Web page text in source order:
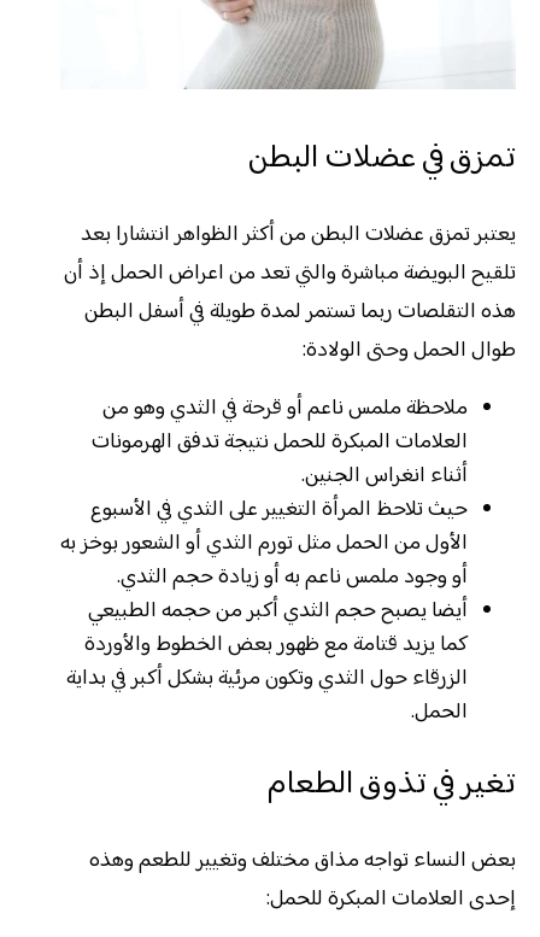
تمزق في عضلات البطن
يعتبر تمزق عضلات البطن من أكثر الظواهر انتشارا بعد
تلقيح البويضة مباشرة والتي تعد من اعراض الحمل إذ أن
هذه التقلصات ربما تستمر لمدة طويلة في أسفل البطن
طوال الحمل وحتى الولادة:
ملاحظة ملمس ناعم أو قرحة في الثدي وهو من
العلامات المبكرة للحمل نتيجة تدفق الهرمونات
أثناء انغراس الجنين.
حيث تلاحظ المرأة التغيير على الثدي في الأسبوع
الأول من الحمل مثل تورم الثدي أو الشعور بوخز به
أو وجود ملمس ناعم به أو زيادة حجم الثدي.
أيضا يصبح حجم الثدي أكبر من حجمه الطبيعي
كما يزيد قتامة مع ظهور بعض الخطوط والأوردة
الزرقاء حول الثدي وتكون مرئية بشكل أكبر في بداية
الحمل.
تغير في تذوق الطعام
بعض النساء تواجه مذاق مختلف وتغيير للطعم وهذه
إحدى العلامات المبكرة للحمل: